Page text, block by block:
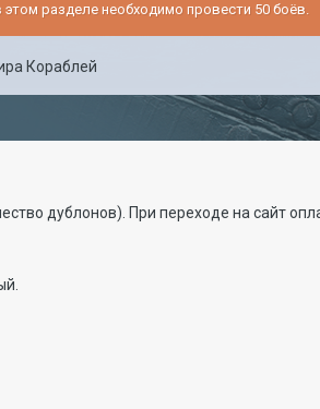
этом разделе необходимо провести 50 боёв.
Кораблей
дублонов). При переходе на сайт